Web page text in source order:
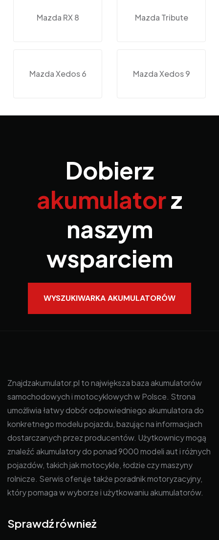
Mazda RX 8 Mazda Tribute
Mazda Xedos 6 Mazda Xedos 9
Dobierz
akumulatorz
naszym
wsparciem
WYSZUKIWARKA AKUMULATORÓW
Znajdzakumulator.pl to największa baza akumulatorów
samochodowych i motocyklowych w Polsce. Strona
umożliwia łatwy dobór odpowiedniego akumulatora do
konkretnego modelu pojazdu, bazując na informacjach
dostarczanych przez producentów. Użytkownicy mogą
znaleźć akumulatory do ponad 9000 modeli aut i różnych
pojazdów, takich jak motocykle, łodzie czy maszyny
rolnicze. Serwis oferuje także poradnik motoryzacyjny,
który pomaga w wyborze i użytkowaniu akumulatorów.
Sprawdź również